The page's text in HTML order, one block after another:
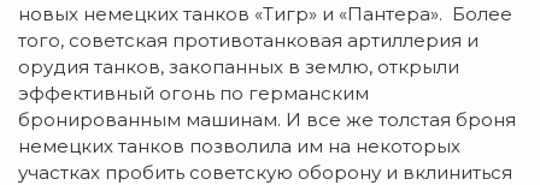
новых немецких танков «Тигр» и «Пантера». Более
того, советская противотанковая артиллерия и
орудия танков, закопанных в землю, открыли
эффективный огонь по германским
бронированным машинам. И все же толстая броня
немецких танков позволила им на некоторых
участках пробить советскую оборону и вклиниться